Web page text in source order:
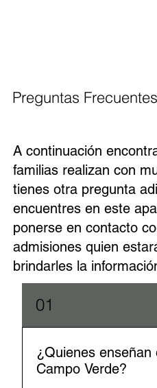
Preguntas Frecuentes
A continuación
familias realizan con
tienes otra pregunta
encuentres en este
ponerse en contacto
admisiones quien
brindarles la
01
¿Quienes enseñan
Campo Verde?